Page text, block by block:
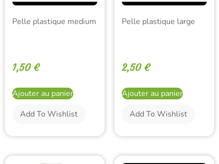
Pelle plastique medium
1,50 €
Ajouter au panier
Add To Wishlist
Pelle plastique large
2,50 €
Ajouter au panier
Add To Wishlist